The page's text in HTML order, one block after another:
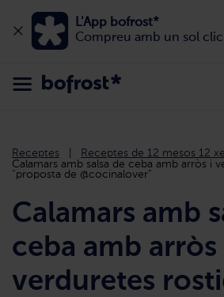
L'App bofrost*
Compreu amb un sol clic
Receptes
Receptes de 12 mesos 12
Calamars amb salsa de ceba amb arròs i
"proposta de @cocinalover"
Calamars amb
ceba amb arròs
verduretes